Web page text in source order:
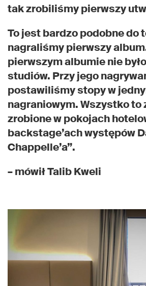
tak zrobiliśmy pierwszy
To jest bardzo podobne do
nagraliśmy pierwszy
pierwszym albumie nie
studiów. Przy jego
postawiliśmy stopy w
nagraniowym. Wszystko to
zrobione w pokojach
backstage’ach występów
Chappelle’a”.
– mówił Talib Kweli